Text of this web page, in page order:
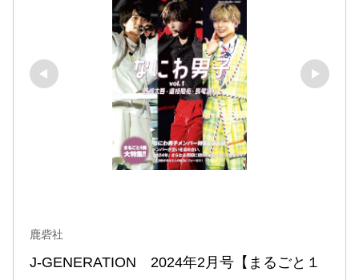
鹿砦社
J-GENERATION　2024年2月号【まるごと１